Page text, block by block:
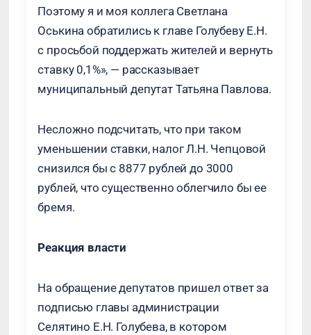
Поэтому я и моя коллега Светлана
Оськина обратились к главе Голубеву Е.Н.
с просьбой поддержать жителей и вернуть
ставку 0,1%», — рассказывает
муниципальный депутат Татьяна Павлова.
Несложно подсчитать, что при таком
уменьшении ставки, налог Л.Н. Чепцовой
снизился бы с 8877 рублей до 3000
рублей, что существенно облегчило бы ее
бремя.
Реакция власти
На обращение депутатов пришел ответ за
подписью главы администрации
Селятино Е.Н. Голубева, в котором